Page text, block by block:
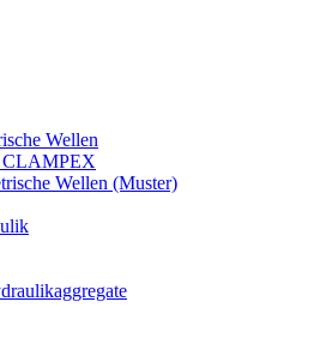
Wellen
CLAMPEX